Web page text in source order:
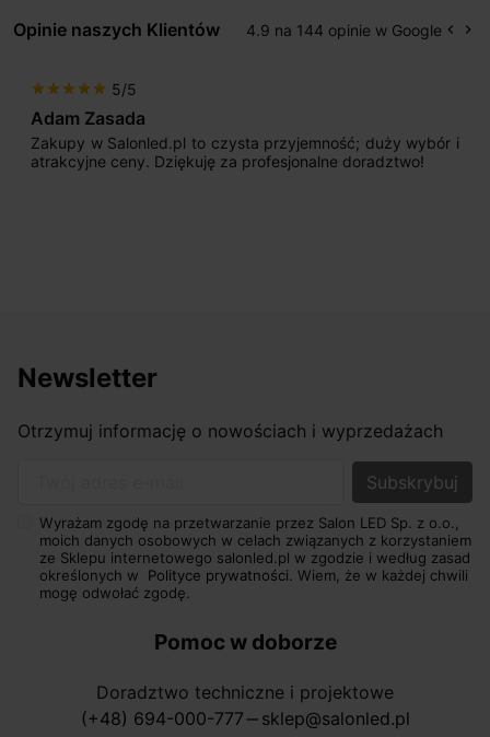
Opinie naszych Klientów 4.9 na 144 opinie w Google keyboard_arrow_left keyboard_arrow_right
star star star star star 5/5
Adam Zasada
Zakupy w Salonled.pl to czysta przyjemność; duży wybór i
atrakcyjne ceny. Dziękuję za profesjonalne doradztwo!
Newsletter
Otrzymuj informację o nowościach i wyprzedażach
Wyrażam zgodę na przetwarzanie przez Salon LED Sp. z o.o.,
moich danych osobowych w celach związanych z korzystaniem
ze Sklepu internetowego salonled.pl w zgodzie i według zasad
określonych w Polityce prywatności. Wiem, że w każdej chwili
mogę odwołać zgodę.
Pomoc w doborze
Doradztwo techniczne i projektowe
(+48) 694-000-777 horizontal_rule sklep@salonled.pl